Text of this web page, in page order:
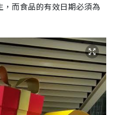
而食品的有效日期必須為